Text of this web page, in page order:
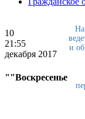
10
21:55
декабря 2017
""Воскресенье
На
и